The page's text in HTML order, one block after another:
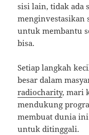
sisi lain, tidak ada
menginvestasikan
untuk membantu
bisa.
Setiap langkah
besar dalam
radiocharity, mari
mendukung
membuat dunia
untuk ditinggali.